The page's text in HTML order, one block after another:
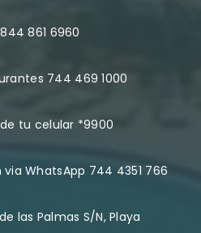
861 6960
744 469 1000
tu celular *9900
WhatsApp 744 4351 766
las Palmas S/N, Playa